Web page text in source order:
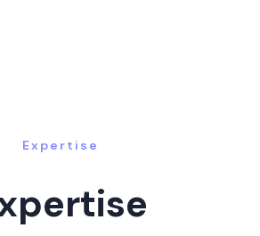
Expertise